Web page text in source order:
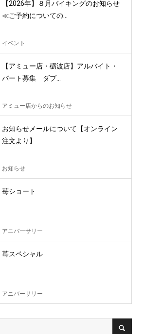
【2026年】８月バイキングのお知らせ
≪ご予約についての...
イベント
【アミュー店・砺波店】アルバイト・
パート募集 ダブ...
アミュー店からのお知らせ
お知らせメールについて【オンライン
注文より】
お知らせ
苺ショート
アニバーサリー
苺スペシャル
アニバーサリー